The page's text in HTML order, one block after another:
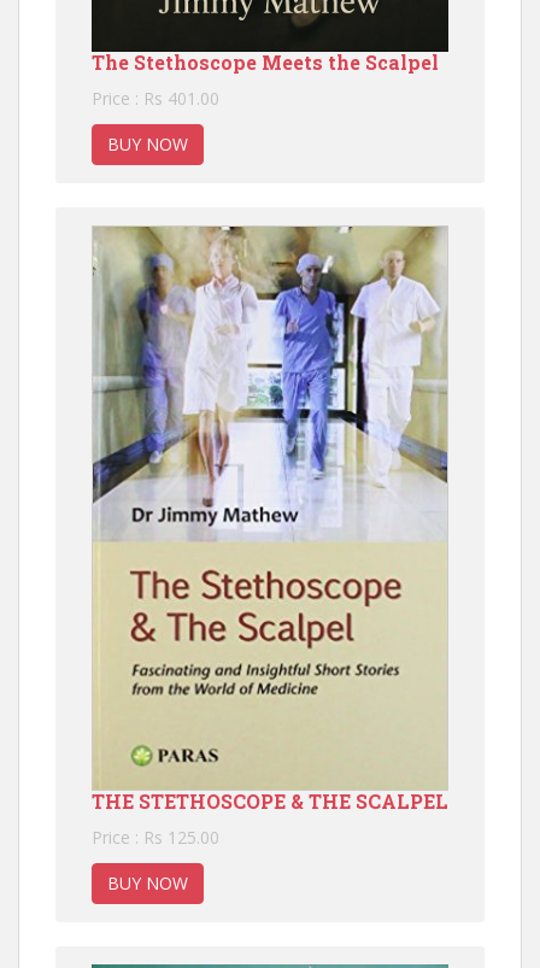
The Stethoscope Meets the Scalpel
Price : Rs 401.00
BUY NOW
THE STETHOSCOPE & THE SCALPEL
Price : Rs 125.00
BUY NOW